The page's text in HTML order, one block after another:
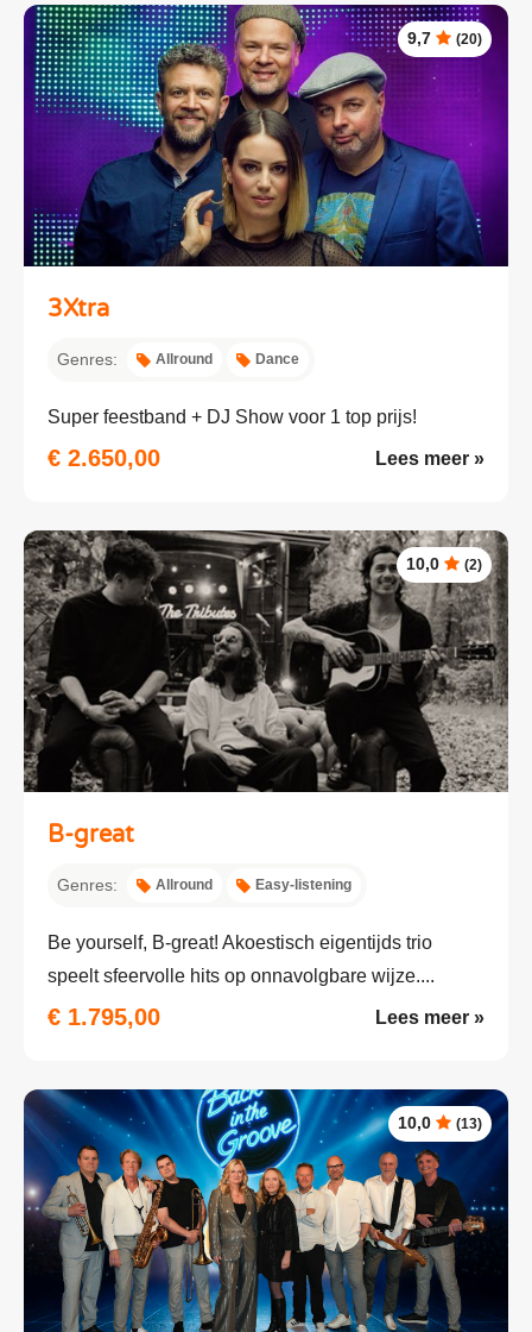
9,7 (20)
3Xtra
Genres: Allround Dance
Super feestband + DJ Show voor 1 top prijs!
€ 2.650,00 Lees meer »
10,0 (2)
B-great
Genres: Allround Easy-listening
Be yourself, B-great! Akoestisch eigentijds trio
speelt sfeervolle hits op onnavolgbare wijze....
€ 1.795,00 Lees meer »
10,0 (13)